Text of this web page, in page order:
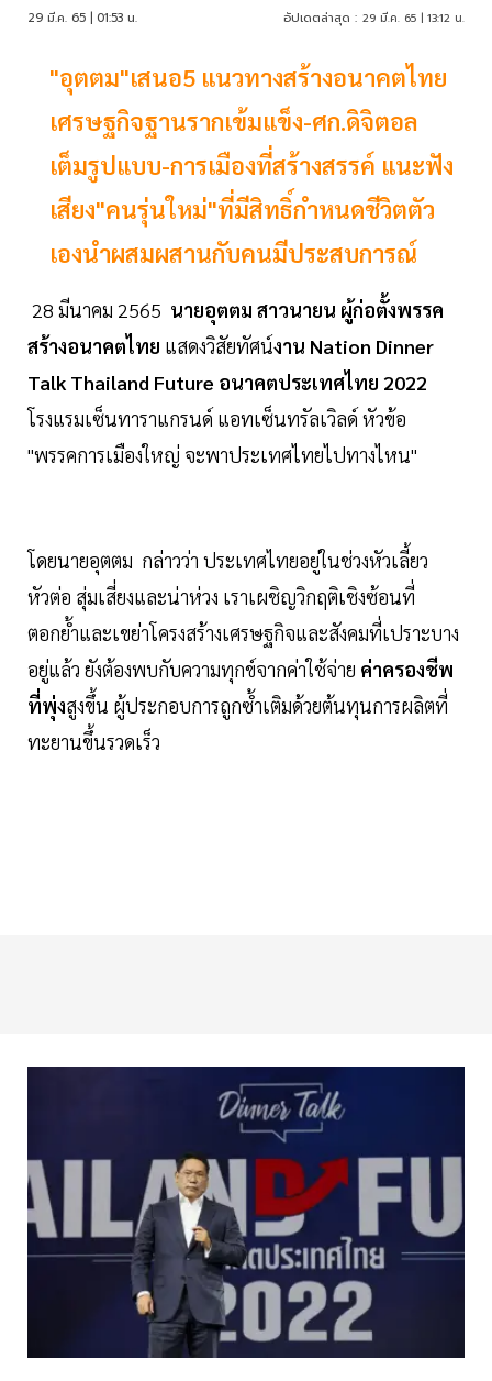
29 มี.ค. 65 | 01:53 น. อัปเดตล่าสุด : 29 มี.ค. 65 | 13:12 น.
"อุตตม"เสนอ5 แนวทางสร้างอนาคตไทย
เศรษฐกิจฐานรากเข้มแข็ง-ศก.ดิจิตอล
เต็มรูปแบบ-การเมืองที่สร้างสรรค์ แนะฟัง
เสียง"คนรุ่นใหม่"ที่มีสิทธิ์กำหนดชีวิตตัว
เองนำผสมผสานกับคนมีประสบการณ์
28 มีนาคม 2565 นายอุตตม สาวนายน ผู้ก่อตั้งพรรค
สร้างอนาคตไทย แสดงวิสัยทัศน์งาน Nation Dinner
Talk Thailand Future อนาคตประเทศไทย 2022
โรงแรมเซ็นทาราแกรนด์ แอทเซ็นทรัลเวิลด์ หัวข้อ
"พรรคการเมืองใหญ่ จะพาประเทศไทยไปทางไหน"
โดยนายอุตตม กล่าวว่า ประเทศไทยอยู่ในช่วงหัวเลี้ยว
หัวต่อ สุ่มเสี่ยงและน่าห่วง เราเผชิญวิกฤติเชิงซ้อนที่
ตอกย้ำและเขย่าโครงสร้างเศรษฐกิจและสังคมที่เปราะบาง
อยู่แล้ว ยังต้องพบกับความทุกข์จากค่าใช้จ่าย ค่าครองชีพ
ที่พุ่งสูงขึ้น ผู้ประกอบการถูกซ้ำเติมด้วยต้นทุนการผลิตที่
ทะยานขึ้นรวดเร็ว